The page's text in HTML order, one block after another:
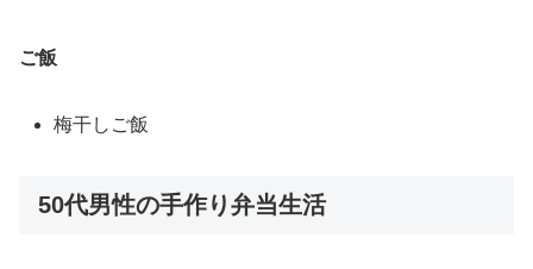
ご飯
梅干しご飯
50代男性の手作り弁当生活